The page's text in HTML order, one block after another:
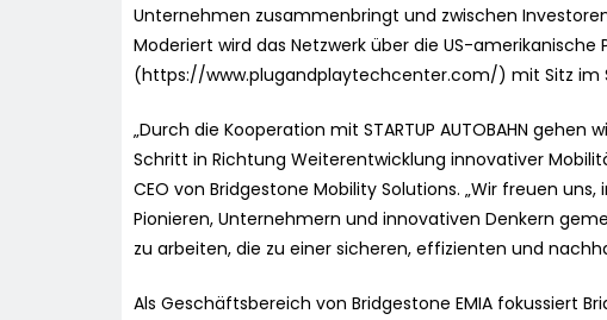
Unternehmen zusammenbringt und zwischen
Moderiert wird das Netzwerk über die US-
(https://www.plugandplaytechcenter.com/) mit Sitz im
„Durch die Kooperation mit STARTUP AUTOBAHN
Schritt in Richtung Weiterentwicklung innovativer
CEO von Bridgestone Mobility Solutions. „Wir freuen
Pionieren, Unternehmern und innovativen Denkern
zu arbeiten, die zu einer sicheren, effizienten und
Als Geschäftsbereich von Bridgestone EMIA fokussiert